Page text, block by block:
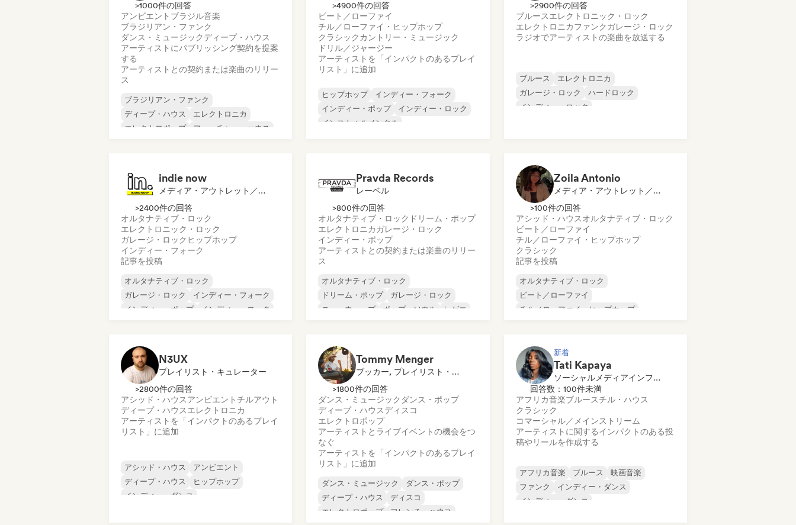
>1000件の回答
アンビエント ブラジル音楽
ブラジリアン・ファンク
ダンス・ミュージックディープ・ハウス
アーティストにパブリッシング契約を提案
する
アーティストとの契約または楽曲のリリー
ス
ブラジリアン・ファンク
ディープ・ハウス
エレクトロニカ
エレクトロポップ
フューチャー・ハウス
>4900件の回答
ビート／ローファイ
チル／ローファイ・ヒップホップ
クラシック カントリー・ミュージック
ドリル／ジャージー
アーティストを「インパクトのあるプレイ
リスト」に追加
ヒップホップ
インディー・フォーク
インディー・ポップ
インディー・ロック
インストゥルメンタル
>2900件の回答
ブルースエレクトロニック・ロック
エレクトロニカファンクガレージ・ロック
ラジオでアーティストの楽曲を放送する
ブルース
エレクトロニカ
ガレージ・ロック
ハードロック
インディー・ロック
indie now
メディア・アウトレット／ジャーナリスト
>2400件の回答
オルタナティブ・ロック
エレクトロニック・ロック
ガレージ・ロック ヒップホップ
インディー・フォーク
記事を投稿
オルタナティブ・ロック
ガレージ・ロック
インディー・フォーク
インディー・ポップ
インディー・ロック
Pravda Records
レーベル
>800件の回答
オルタナティブ・ロック ドリーム・ポップ
エレクトロニカガレージ・ロック
インディー・ポップ
アーティストとの契約または楽曲のリリー
ス
オルタナティブ・ロック
ドリーム・ポップ
ガレージ・ロック
ニューウェーブ
ポップ・ソウル
レゲエ
Zoila Antonio
メディア・アウトレット／ジャーナリスト
>100件の回答
アシッド・ハウスオルタナティブ・ロック
ビート／ローファイ
チル／ローファイ・ヒップホップ
クラシック
記事を投稿
オルタナティブ・ロック
ビート／ローファイ
チル／ローファイ・ヒップホップ
ドリーム・ポップ
N3UX
プレイリスト・キュレーター
>2800件の回答
アシッド・ハウスアンビエント チルアウト
ディープ・ハウスエレクトロニカ
アーティストを「インパクトのあるプレイ
リスト」に追加
アシッド・ハウス
アンビエント
ディープ・ハウス
ヒップホップ
インディー・ダンス
Tommy Menger
ブッカー, プレイリスト・キュレーター
>1800件の回答
ダンス・ミュージック ダンス・ポップ
ディープ・ハウスディスコ
エレクトロポップ
アーティストとライブイベントの機会をつ
なぐ
アーティストを「インパクトのあるプレイ
リスト」に追加
ダンス・ミュージック
ダンス・ポップ
ディープ・ハウス
ディスコ
エレクトロポップ
フレンチ・ハウス
新着
Tati Kapaya
ソーシャルメディアインフルエンサー
回答数：100件未満
アフリカ音楽ブルースチル・ハウス
クラシック
コマーシャル／メインストリーム
アーティストに関するインパクトのある投
稿やリールを作成する
アフリカ音楽 ブルース
映画音楽
ファンク
インディー・ダンス
インディー・ダンス